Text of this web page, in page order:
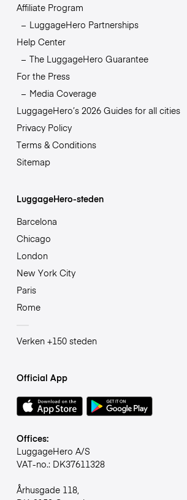
Affiliate Program
LuggageHero Partnerships
Help Center
The LuggageHero Guarantee
For the Press
Media Coverage
LuggageHero’s 2026 Guides for all cities
Privacy Policy
Terms & Conditions
Sitemap
LuggageHero-steden
Barcelona
Chicago
London
New York City
Paris
Rome
Verken +150 steden
Official App
Offices:
LuggageHero A/S
VAT-no.: DK37611328
Århusgade 118,